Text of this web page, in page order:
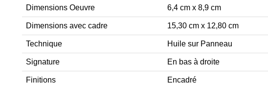
Dimensions Oeuvre 6,4 cm x 8,9 cm
Dimensions avec cadre 15,30 cm x 12,80 cm
Technique Huile sur Panneau
Signature En bas à droite
Finitions Encadré